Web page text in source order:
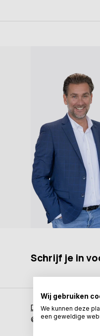
Schrijf je in
Disclaimer Privacy
© Tegelmegashop
Wij gebruiken
We kunnen deze
een geweldige